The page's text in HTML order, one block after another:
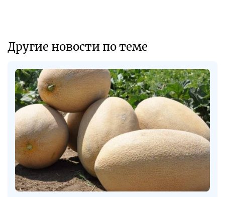
Другие новости по теме